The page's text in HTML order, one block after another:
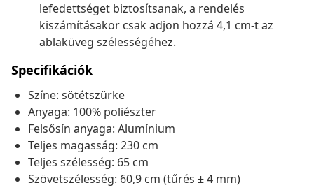
lefedettséget biztosítsanak, a rendelés
kiszámításakor csak adjon hozzá 4,1 cm-t az
ablaküveg szélességéhez.
Specifikációk
Színe: sötétszürke
Anyaga: 100% poliészter
Felsősín anyaga: Alumínium
Teljes magasság: 230 cm
Teljes szélesség: 65 cm
Szövetszélesség: 60,9 cm (tűrés ± 4 mm)